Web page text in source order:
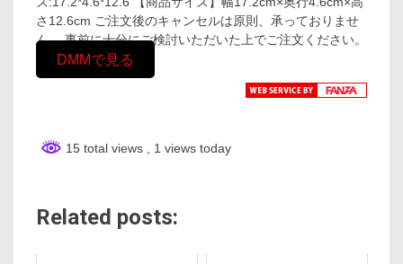
さ12.6cm ご注文後のキャンセルは原則、承っておりませ
ん。 事前に十分にご検討いただいた上でご注文ください。
DMMで見る
15 total views , 1 views today
Related posts: